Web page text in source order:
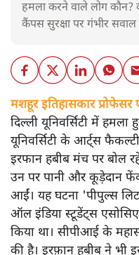
हमला करने वाले लोग कौन?
कैंपस सुरक्षा पर गंभीर सवाल
मशहूर इतिहासकार
दिल्ली यूनिवर्सिटी में
यूनिवर्सिटी के आर्ट्स
इरफान हबीब मंच पर बोल
उन पर पानी और कूड़ेदान
आईं। यह घटना 'पीपुल्स
ऑल इंडिया स्टूडेंट्स
किया था। सीपीआई के
की है। इरफ़ान हबीब ने भी